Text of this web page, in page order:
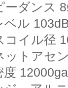
ーダンス
ベル
コイル径
ットアセ
度